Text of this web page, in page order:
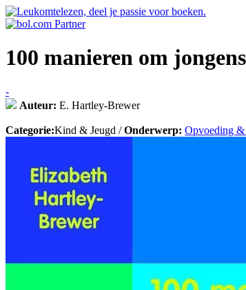
100 manieren om
-
Auteur: E. Hartley-Brewer
Categorie:Kind & Jeugd /Onderwerp: Opvoeding